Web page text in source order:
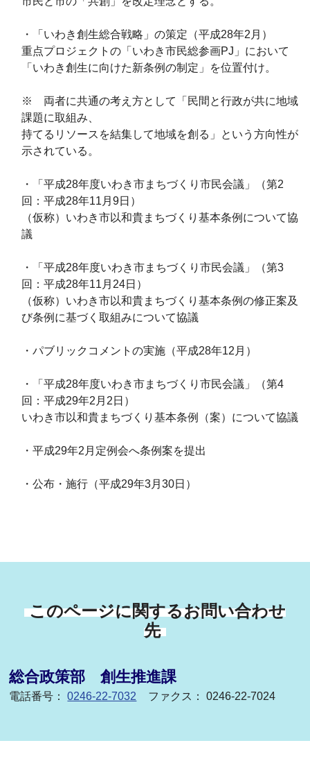
・「いわき創生総合戦略」の策定（平成28年2月）
重点プロジェクトの「いわき市民総参画PJ」において
「いわき創生に向けた新条例の制定」を位置付け。
※ 両者に共通の考え方として「民間と行政が共に地域
課題に取組み、
持てるリソースを結集して地域を創る」という方向性が
示されている。
・「平成28年度いわき市まちづくり市民会議」（第2
回：平成28年11月9日）
（仮称）いわき市以和貴まちづくり基本条例について協
議
・「平成28年度いわき市まちづくり市民会議」（第3
回：平成28年11月24日）
（仮称）いわき市以和貴まちづくり基本条例の修正案及
び条例に基づく取組みについて協議
・パブリックコメントの実施（平成28年12月）
・「平成28年度いわき市まちづくり市民会議」（第4
回：平成29年2月2日）
いわき市以和貴まちづくり基本条例（案）について協議
・平成29年2月定例会へ条例案を提出
・公布・施行（平成29年3月30日）
このページに関するお問い合わせ
先
総合政策部 創生推進課
電話番号：0246-22-7032 ファクス： 0246-22-7024